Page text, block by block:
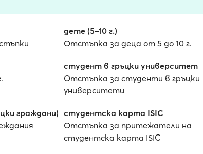
дете (5–10 г.)
Отстъпка за деца от 5 до 10 г.
студент в гръцки университет
Отстъпка за студенти в гръцки
университети
граждани) студентска карта ISIC
Отстъпка за притежатели на
студентска карта ISIC